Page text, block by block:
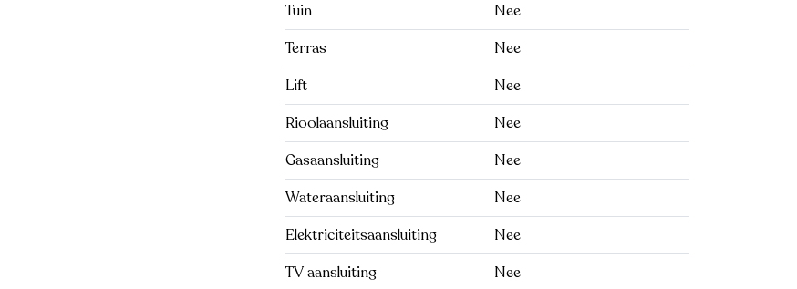
Tuin
Nee
Terras
Nee
Lift
Nee
Rioolaansluiting
Nee
Gasaansluiting
Nee
Wateraansluiting
Nee
Elektriciteitsaansluiting
Nee
TV aansluiting
Nee